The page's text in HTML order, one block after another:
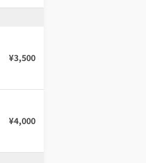
¥3,500
¥4,000